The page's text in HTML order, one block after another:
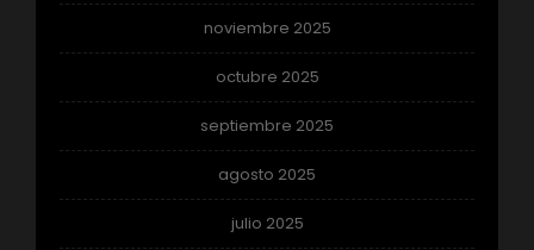
noviembre 2025
octubre 2025
septiembre 2025
agosto 2025
julio 2025